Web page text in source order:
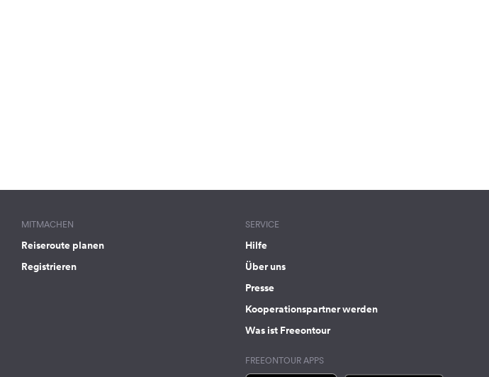
MITMACHEN
Reiseroute planen
Registrieren
SERVICE
Hilfe
Über uns
Presse
Kooperationspartner werden
Was ist Freeontour
FREEONTOUR APPS